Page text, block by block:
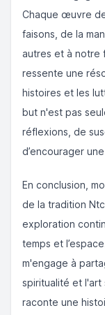
Chaque œuvre
faisons, de la
autres et à notre
ressente une
histoires et les
but n'est pas
réflexions, de
d’encourager
En conclusion,
de la tradition
exploration
temps et
m'engage à
spiritualité et
raconte une